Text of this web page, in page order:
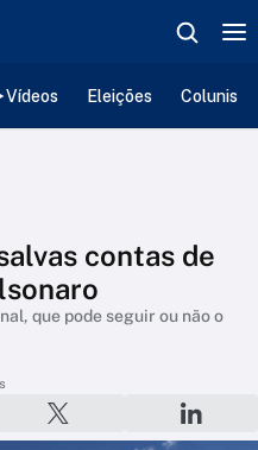
Vídeos Eleições
contas de
que pode seguir ou não o